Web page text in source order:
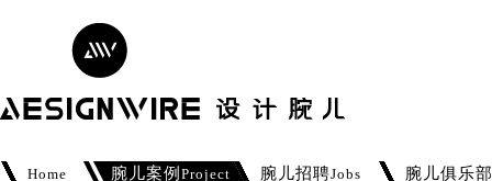
Home 腕儿案例 Project 腕儿招聘Jobs 腕儿俱乐部